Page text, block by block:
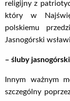
religijny z
który w
polskiemu
Jasnogórski
– śluby
Innym ważnym
szczególny